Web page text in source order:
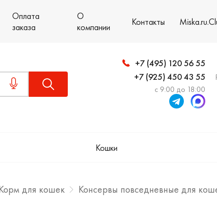
Оплата
заказа
О
компании
Контакты
+7 (495) 120 56 55
+7 (925) 450 43 55
с 9:00 до 18:00
Кошки
для кошек Консервы повседневные для